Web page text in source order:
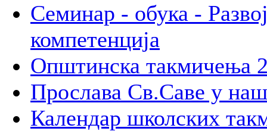
Семинар - обука -
компетенција
Општинска такмичења
Прослава Св.Саве у
Календар школских